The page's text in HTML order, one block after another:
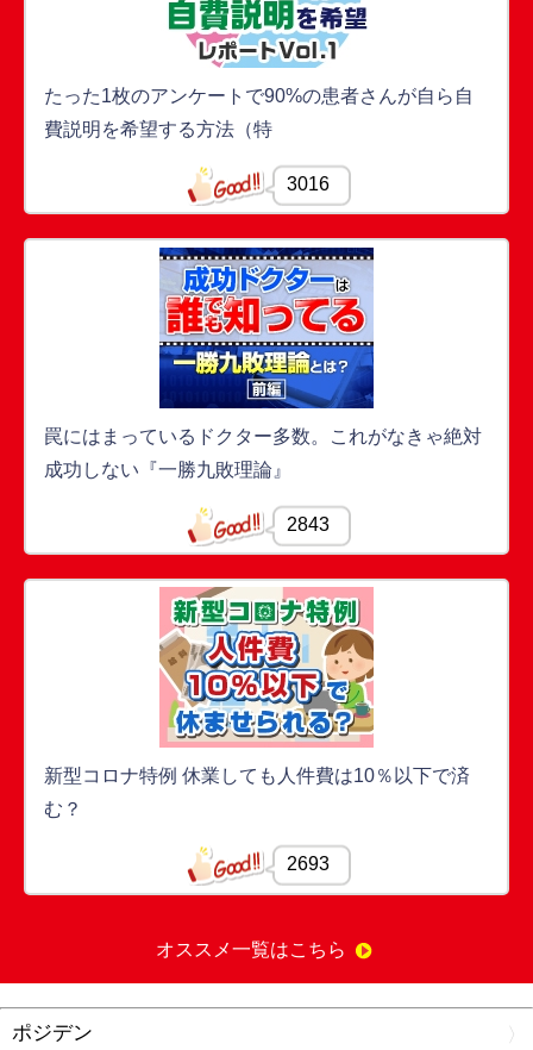
たった1枚のアンケートで90%の患者さんが自ら自
費説明を希望する方法（特
3016
罠にはまっているドクター多数。これがなきゃ絶対
成功しない『一勝九敗理論』
2843
新型コロナ特例 休業しても人件費は10％以下で済
む？
2693
オススメ一覧はこちら
ポジデン